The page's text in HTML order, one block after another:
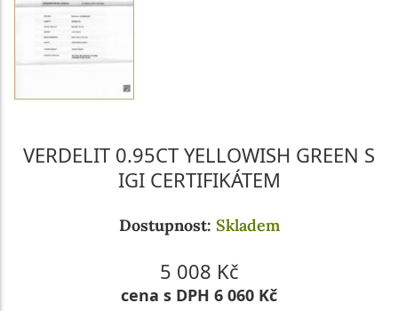
VERDELIT 0.95CT YELLOWISH GREEN S
IGI CERTIFIKÁTEM
Dostupnost: Skladem
5 008 Kč
cena s DPH 6 060 Kč